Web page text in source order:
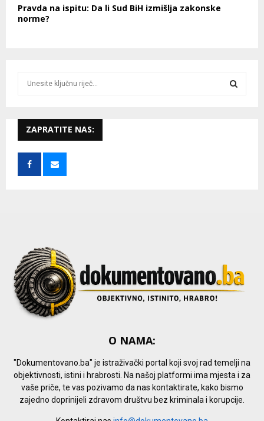
Pravda na ispitu: Da li Sud BiH izmišlja zakonske
norme?
h
f
r
ZAPRATITE NAS:
O NAMA:
"Dokumentovano.ba" je istraživački portal koji svoj rad temelji na
objektivnosti, istini i hrabrosti. Na našoj platformi ima mjesta i za
vaše priče, te vas pozivamo da nas kontaktirate, kako bismo
zajedno doprinijeli zdravom društvu bez kriminala i korupcije.